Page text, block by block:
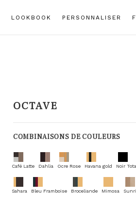
LOOKBOOK PERSONNALISER
OCTAVE
COMBINAISONS DE COULEURS
Café Latte Dahlia Ocre Rose Havana gold Noir
Sahara Bleu Framboise Broceliande Mimosa